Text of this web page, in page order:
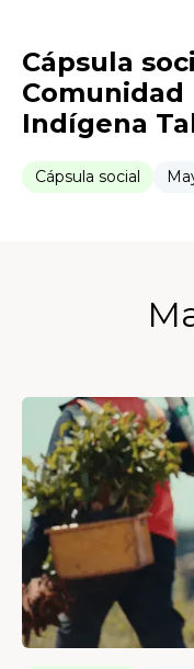
Cápsula
Comunidad
Indígena
Cápsula social